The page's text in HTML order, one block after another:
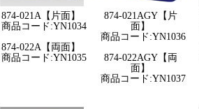
874-021A【片面】
商品コード:YN1034
874-022A【両面】
商品コード:YN1035
874-021AGY【片
面】
商品コード:YN1036
874-022AGY【両
面】
商品コード:YN1037